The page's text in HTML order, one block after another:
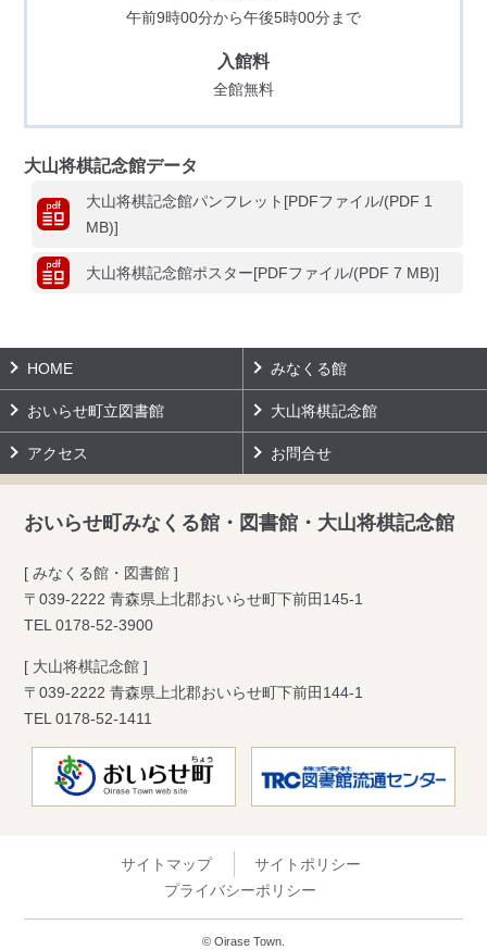
午前9時00分から午後5時00分まで
入館料
全館無料
大山将棋記念館データ
大山将棋記念館パンフレット[PDFファイル/(PDF 1
MB)]
大山将棋記念館ポスター[PDFファイル/(PDF 7 MB)]
HOME みなくる館
おいらせ町立図書館 大山将棋記念館
アクセス お問合せ
おいらせ町みなくる館・図書館・大山将棋記念館
[ みなくる館・図書館 ]
〒039-2222 青森県上北郡おいらせ町下前田145-1
TEL0178-52-3900
[ 大山将棋記念館 ]
〒039-2222 青森県上北郡おいらせ町下前田144-1
TEL0178-52-1411
サイトマップ
サイトポリシー
プライバシーポリシー
© Oirase Town.